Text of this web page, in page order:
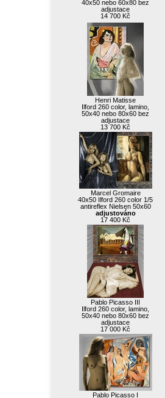
40x50 nebo 60x80 bez
adjustace
14 700 Kč
Henri Matisse
Ilford 260 color, lamino,
50x40 nebo 80x60 bez
adjustace
13 700 Kč
Marcel Gromaire
40x50 Ilford 260 color 1/5
antireflex Nielsen 50x60
adjustováno
17 400 Kč
Pablo Picasso III
Ilford 260 color, lamino,
50x40 nebo 80x60 bez
adjustace
17 000 Kč
Pablo Picasso I